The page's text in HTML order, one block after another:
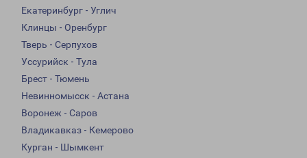
Екатеринбург - Углич
Клинцы - Оренбург
Тверь - Серпухов
Уссурийск - Тула
Брест - Тюмень
Невинномысск - Астана
Воронеж - Саров
Владикавказ - Кемерово
Курган - Шымкент